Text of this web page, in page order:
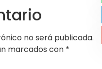
no será publicada.
marcados con *